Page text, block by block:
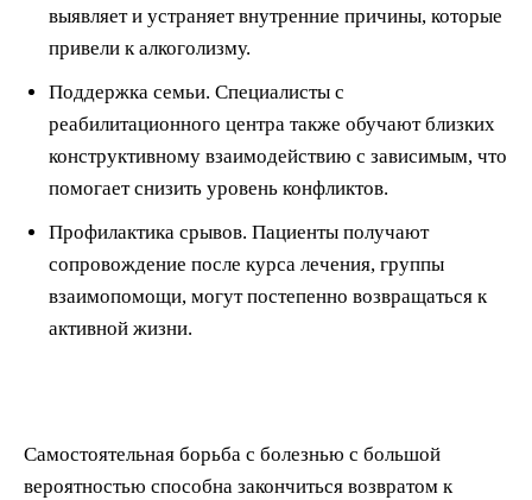
выявляет и устраняет внутренние причины, которые
привели к алкоголизму.
Поддержка семьи. Специалисты с
реабилитационного центра также обучают близких
конструктивному взаимодействию с зависимым, что
помогает снизить уровень конфликтов.
Профилактика срывов. Пациенты получают
сопровождение после курса лечения, группы
взаимопомощи, могут постепенно возвращаться к
активной жизни.
Самостоятельная борьба с болезнью с большой
вероятностью способна закончиться возвратом к